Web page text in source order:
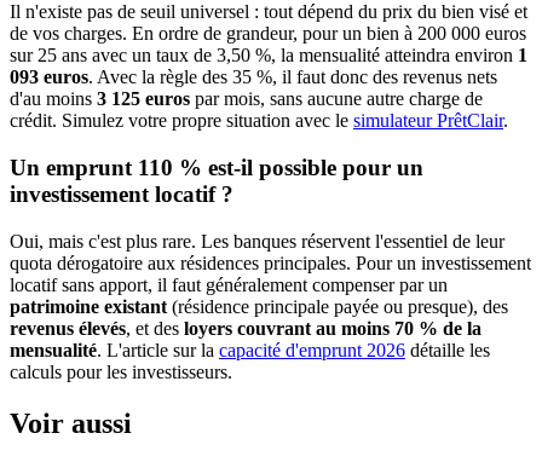
Il n'existe pas de seuil universel : tout dépend du prix du bien visé et
de vos charges. En ordre de grandeur, pour un bien à 200 000 euros
sur 25 ans avec un taux de 3,50 %, la mensualité atteindra environ 1
093 euros. Avec la règle des 35 %, il faut donc des revenus nets
d'au moins 3 125 euros par mois, sans aucune autre charge de
crédit. Simulez votre propre situation avec le simulateur PrêtClair.
Un emprunt 110 % est-il possible pour un
investissement locatif ?
Oui, mais c'est plus rare. Les banques réservent l'essentiel de leur
quota dérogatoire aux résidences principales. Pour un investissement
locatif sans apport, il faut généralement compenser par un
patrimoine existant (résidence principale payée ou presque), des
revenus élevés, et des loyers couvrant au moins 70 % de la
mensualité. L'article sur la capacité d'emprunt 2026 détaille les
calculs pour les investisseurs.
Voir aussi